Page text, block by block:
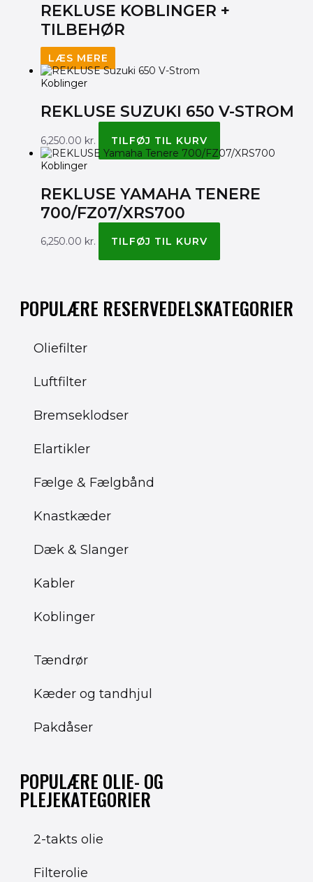
REKLUSE KOBLINGER +
TILBEHØR
LÆS MERE
Koblinger
REKLUSE SUZUKI 650 V-STROM
6,250.00 kr.
TILFØJ TIL KURV
Koblinger
REKLUSE YAMAHA TENERE
700/FZ07/XRS700
6,250.00 kr. TILFØJ TIL KURV
POPULÆRE RESERVEDELSKATEGORIER
Oliefilter
Luftfilter
Bremseklodser
Elartikler
Fælge & Fælgbånd
Knastkæder
Dæk & Slanger
Kabler
Koblinger
Tændrør
Kæder og tandhjul
Pakdåser
POPULÆRE OLIE- OG
PLEJEKATEGORIER
2-takts olie
Filterolie